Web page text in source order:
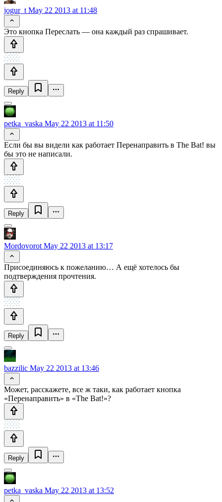
jogur_t May 22 2013 at 11:48
Это кнопка Переслать — она каждый раз спрашивает.
Reply
petka_vaska May 22 2013 at 11:50
Если бы вы видели как работает Перенаправить в The Bat! вы
бы это не написали.
Reply
Mordovorot May 22 2013 at 13:17
Присоединяюсь к пожеланию… А ещё хотелось бы
подтверждения прочтения.
Reply
bazzilic May 22 2013 at 13:46
Может, расскажете, все ж таки, как работает кнопка
«Перенаправить» в «The Bat!»?
Reply
petka_vaska May 22 2013 at 13:52